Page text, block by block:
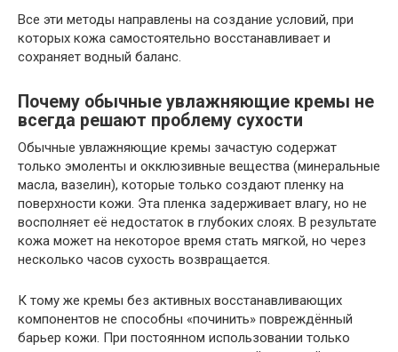
Все эти методы направлены на создание условий, при
которых кожа самостоятельно восстанавливает и
сохраняет водный баланс.
Почему обычные увлажняющие кремы не
всегда решают проблему сухости
Обычные увлажняющие кремы зачастую содержат
только эмоленты и окклюзивные вещества (минеральные
масла, вазелин), которые только создают пленку на
поверхности кожи. Эта пленка задерживает влагу, но не
восполняет её недостаток в глубоких слоях. В результате
кожа может на некоторое время стать мягкой, но через
несколько часов сухость возвращается.
К тому же кремы без активных восстанавливающих
компонентов не способны «починить» повреждённый
барьер кожи. При постоянном использовании только